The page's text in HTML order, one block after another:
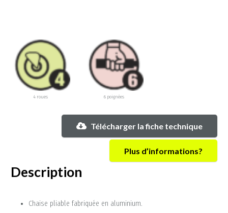
4 roues 6 poignées
Télécharger la fiche technique
Plus d’informations?
Description
Chaise pliable fabriquée en aluminium.